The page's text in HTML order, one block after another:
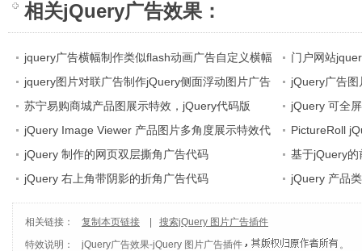
相关jQuery广告效果 ：
jquery广告横幅制作类似flash动画广告自定义横幅
通栏
门户网站
隐藏
jquery图片对联广告制作jQuery侧面浮动图片广告
jQuery广告
苏宁易购商城产品图展示特效，jQuery代码版
jQuery 可全
jQuery Image Viewer 产品图片多角度展示特效代
码
PictureRoll
jQuery 制作的网页双层撕角广告代码
基于jQuery的
jQuery 右上角带阴影的折角广告代码
jQuery 产品
相关链接： 复制本页链接
搜索jQuery 图片广告插件
特效说明：
jQuery广告效果-jQuery 图片广告插件 。